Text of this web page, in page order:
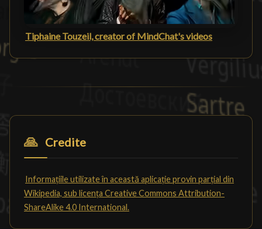
Tiphaine Touzeil, creator of MindChat's videos
🙏 Credite
Informațiile utilizate în această aplicație provin parțial din
Wikipedia, sub licența Creative Commons Attribution-
ShareAlike 4.0 International.